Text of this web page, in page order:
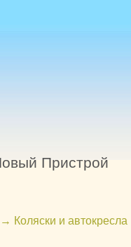
Пристрой
→ Коляски и автокресла